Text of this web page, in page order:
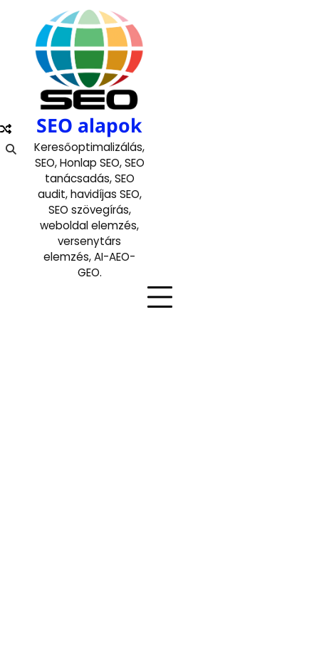
content
SEO alapok
Keresőoptimalizálás,
SEO, Honlap SEO, SEO
tanácsadás, SEO
audit, havidíjas SEO,
SEO szövegírás,
weboldal elemzés,
versenytárs
elemzés, AI-AEO-
GEO.